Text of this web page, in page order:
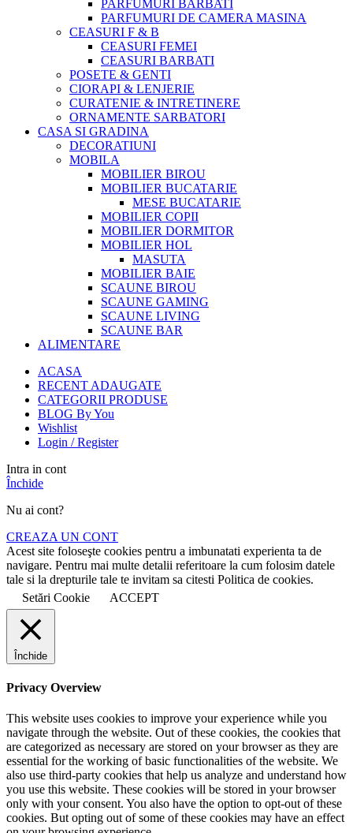
PARFUMURI BARBATI
PARFUMURI DE CAMERA MASINA
CEASURI F & B
CEASURI FEMEI
CEASURI BARBATI
POSETE & GENTI
CIORAPI & LENJERIE
CURATENIE & INTRETINERE
ORNAMENTE SARBATORI
CASA SI GRADINA
DECORATIUNI
MOBILA
MOBILIER BIROU
MOBILIER BUCATARIE
MESE BUCATARIE
MOBILIER COPII
MOBILIER DORMITOR
MOBILIER HOL
MASUTA
MOBILIER BAIE
SCAUNE BIROU
SCAUNE GAMING
SCAUNE LIVING
SCAUNE BAR
ALIMENTARE
ACASA
RECENT ADAUGATE
CATEGORII PRODUSE
BLOG By You
Wishlist
Login / Register
Intra in cont
Închide
Nu ai cont?
CREAZA UN CONT
Acest site foloseşte cookies pentru a imbunatati experienta ta de
navigare. Pentru mai multe detalii referitoare la cum folosim datele
tale si la drepturile tale te invitam sa citesti Politica de cookies.
Setări Cookie
ACCEPT
Închide
Privacy Overview
This website uses cookies to improve your experience while you
navigate through the website. Out of these cookies, the cookies that
are categorized as necessary are stored on your browser as they are
essential for the working of basic functionalities of the website. We
also use third-party cookies that help us analyze and understand how
you use this website. These cookies will be stored in your browser
only with your consent. You also have the option to opt-out of these
cookies. But opting out of some of these cookies may have an effect